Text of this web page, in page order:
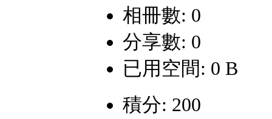
相冊數: 0
分享數: 0
已用空間: 0 B
積分: 200